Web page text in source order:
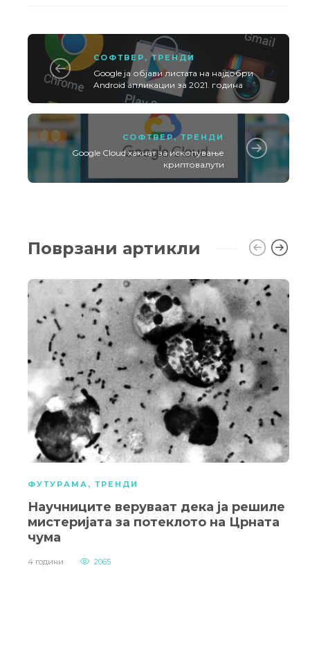
СОФТВЕР ,ТРЕНДИ
Google ја објави листата на најдобри
Android апликации за 2021. година
СОФТВЕР,ТРЕНДИ
Google Cloud хакнат за ископување
криптовалути
Поврзани артикли
ФУТУРАМА , ТРЕНДИ
Научниците веруваат дека ја решиле
мистеријата за потеклото на Црната
чума
4 години 2065